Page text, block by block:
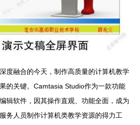
度融合的今天，制作高质量的计算机教学
的关键。Camtasia Studio作为一款功能
辑软件，因其操作直观、功能全面，成为
务人员制作计算机类教学资源的得力工